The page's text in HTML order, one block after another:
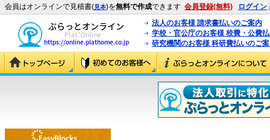
会員はオンラインで見積書(見本)を無料で作成できます 会員登録(無料) ログイン
法人のお客様 請求書払いのご案内
学校・官公庁のお客様 校費・公費
研究機関のお客様 科研費払いのご